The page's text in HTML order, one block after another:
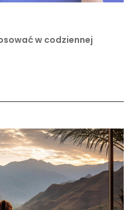
w codziennej